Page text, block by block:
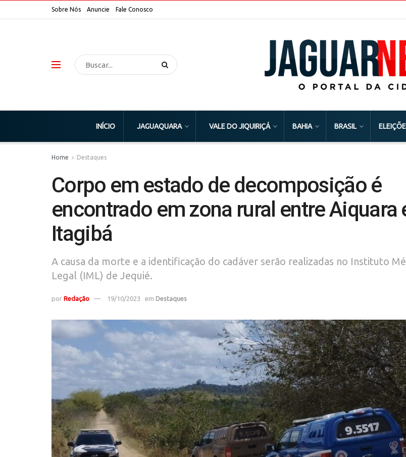
Sobre Nós Anuncie Fale Conosco
INÍCIO JAGUAQUARA VALE DO JIQUIRIÇÁ BAHIA BRASIL
Home Destaques
Corpo em estado de decomposição é
encontrado em zona rural entre Aiquara
Itagibá
A causa da morte e a identificação do cadáver serão realizadas no Instituto
Legal (IML) de Jequié.
por Redação 19/10/2023 em Destaques